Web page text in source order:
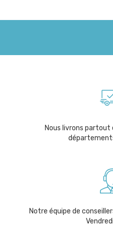
Nous livrons partout
Notre équipe de